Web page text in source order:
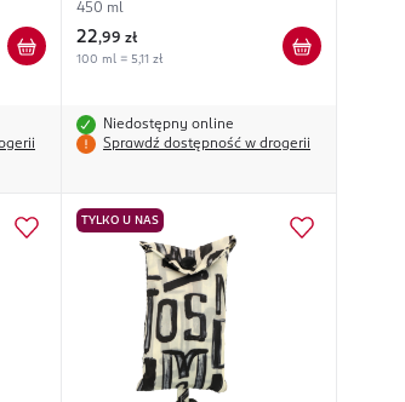
450 ml
22,99 zł
100 ml = 5,11 zł
Niedostępny online
Sprawdź dostępność w drogerii
TYLKO U NAS